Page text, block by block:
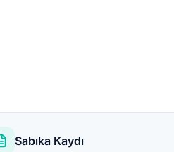
Sabıka Kaydı